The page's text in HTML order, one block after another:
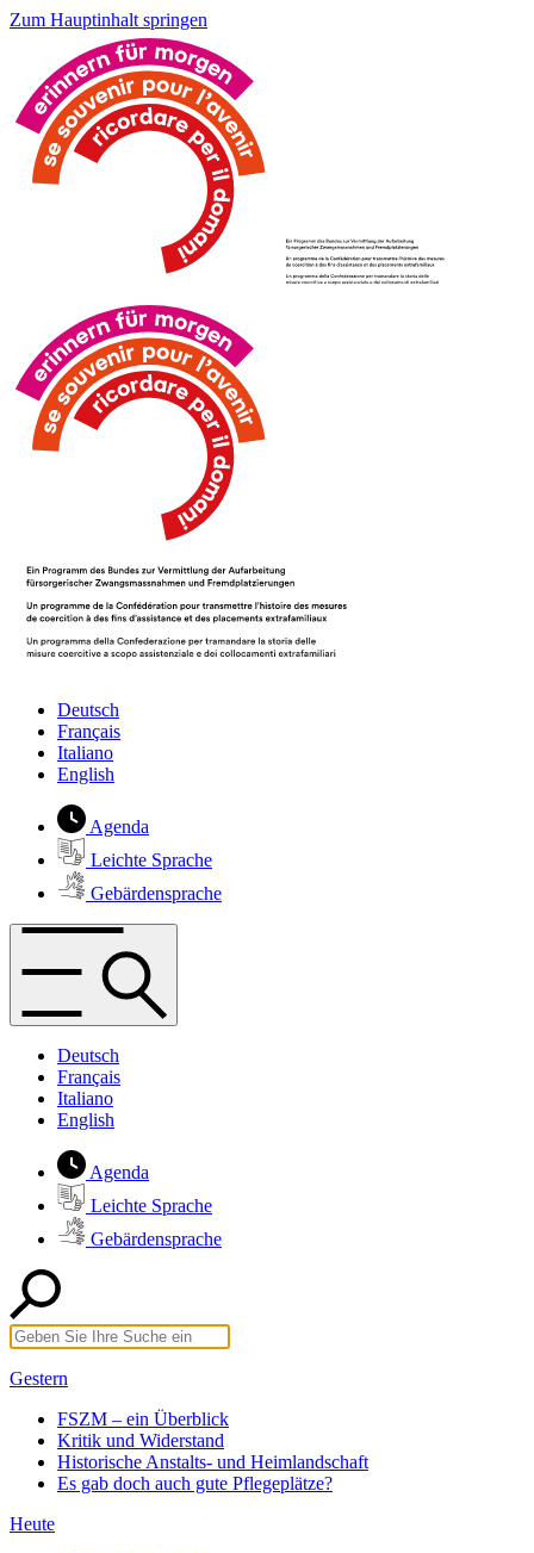
Zum Hauptinhalt springen
Deutsch
Français
Italiano
English
Agenda
Leichte Sprache
Gebärdensprache
Deutsch
Français
Italiano
English
Agenda
Leichte Sprache
Gebärdensprache
Gestern
FSZM – ein Überblick
Kritik und Widerstand
Historische Anstalts- und Heimlandschaft
Es gab doch auch gute Pflegeplätze?
Heute